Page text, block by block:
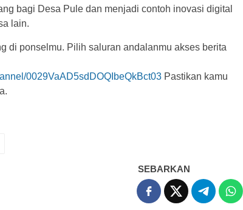
bagi Desa Pule dan menjadi contoh inovasi digital
lain.
di ponselmu. Pilih saluran andalanmu akses berita
0029VaAD5sdDOQIbeQkBct03 Pastikan kamu
SEBARKAN